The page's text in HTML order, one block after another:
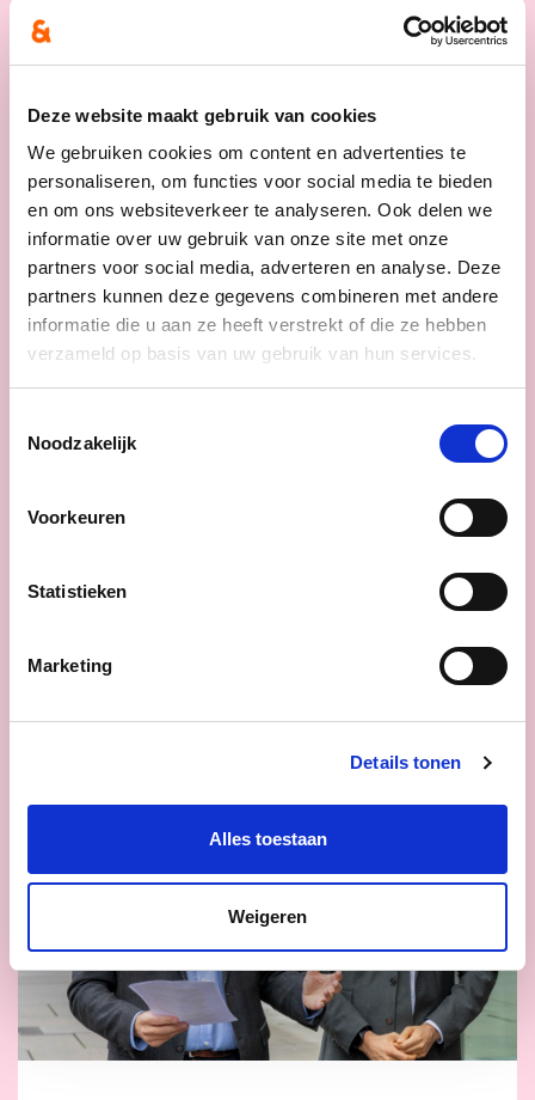
Deze website maakt gebruik van cookies
We gebruiken cookies om content en advertenties te
personaliseren, om functies voor social media te bieden
en om ons websiteverkeer te analyseren. Ook delen we
informatie over uw gebruik van onze site met onze
partners voor social media, adverteren en analyse. Deze
partners kunnen deze gegevens combineren met andere
informatie die u aan ze heeft verstrekt of die ze hebben
verzameld op basis van uw gebruik van hun services.
Noodzakelijk
Voorkeuren
Statistieken
Marketing
Details tonen
Alles toestaan
Weigeren
Samen fluiten we
10/12/25
Voor cd&v moet het gedaan zijn met
straatintimidatie en je onveilig voelen op